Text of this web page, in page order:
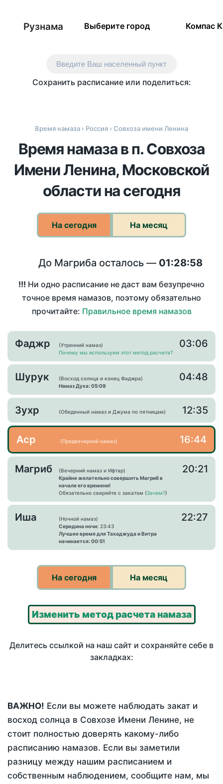
Рузнама Выберите город Компас
Введите Ваш населенный пункт
Сохранить расписание или поделиться:
Время намаза › Россия › Совхоза имени Ленина
Время намаза в п. Совхоза
Имени Ленина, Московской
области на сегодня
На сегодня На месяц
До Магриба осталось — 01:28:58
!!! Ни одно расписание не даст вам безупречно
точное время намазов, поэтому обязательно
прочитайте: Правильное время намазов
Фаджр
(Утренний намаз)
Почему мы используем этот метод расчета?
03:06
Шурук
(Восход солнца и конец Фаджра)
Намаз Духа: 05:09
04:48
Зухр (Обеденный намаз и Джума по пятницам) 12:35
Аср (Предвечерний намаз) 16:44
Магриб
(Вечерний намаз и Ифтар)
Крайне желательно совершить Магриб в
начале его времени!
Обязательно сверяйте с закатом (Зачем?)
20:21
Иша
(Ночной намаз)
Середина ночи: 23:43
Лучшее время для Тахаджуда и Витра
начинается: 00:51
22:27
На сегодня На месяц
Изменить метод расчета намаза
Делитесь ссылкой на наш сайт и сохраняйте себе в
закладках:
ВАЖНО! Если вы можете наблюдать закат и
восход солнца в Совхозе Имени Ленине, не
стоит полностью доверять какому-либо
расписанию намазов. Если вы заметили
разницу между нашим расписанием и
собственным наблюдением, сообщите нам, мы